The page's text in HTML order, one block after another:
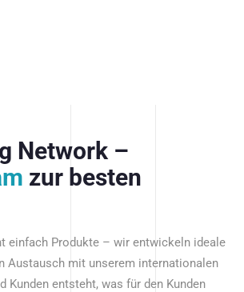
Network –
zur besten
einfach Produkte – wir entwickeln ideale
Austausch mit unserem internationalen
Kunden entsteht, was für den Kunden